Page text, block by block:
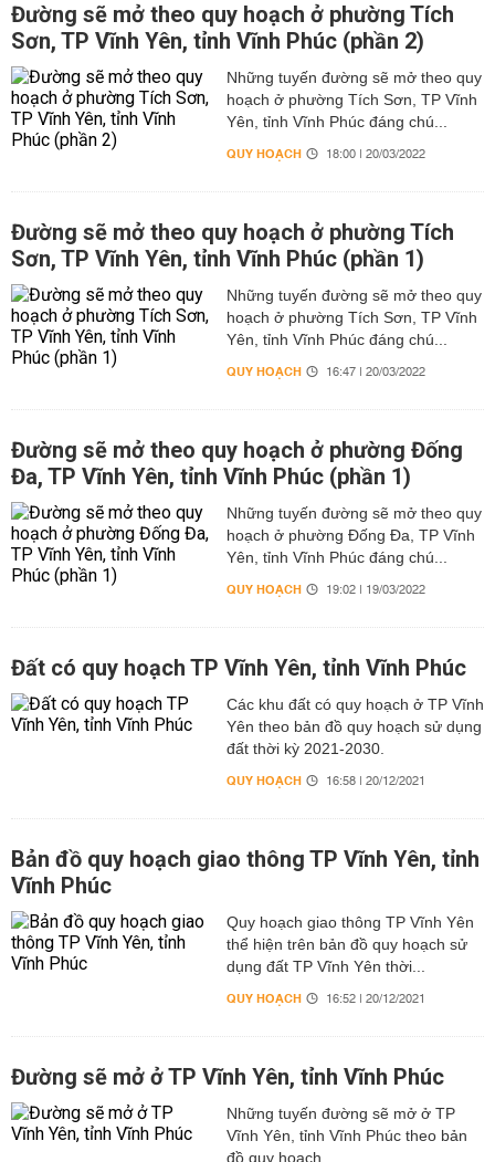
Đường sẽ mở theo quy hoạch ở phường Tích
Sơn, TP Vĩnh Yên, tỉnh Vĩnh Phúc (phần 2)
Những tuyến đường sẽ mở theo quy
hoạch ở phường Tích Sơn, TP Vĩnh
Yên, tỉnh Vĩnh Phúc đáng chú...
QUY HOẠCH 18:00 | 20/03/2022
Đường sẽ mở theo quy hoạch ở phường Tích
Sơn, TP Vĩnh Yên, tỉnh Vĩnh Phúc (phần 1)
Những tuyến đường sẽ mở theo quy
hoạch ở phường Tích Sơn, TP Vĩnh
Yên, tỉnh Vĩnh Phúc đáng chú...
QUY HOẠCH 16:47 | 20/03/2022
Đường sẽ mở theo quy hoạch ở phường Đống
Đa, TP Vĩnh Yên, tỉnh Vĩnh Phúc (phần 1)
Những tuyến đường sẽ mở theo quy
hoạch ở phường Đống Đa, TP Vĩnh
Yên, tỉnh Vĩnh Phúc đáng chú...
QUY HOẠCH 19:02 | 19/03/2022
Đất có quy hoạch TP Vĩnh Yên, tỉnh Vĩnh Phúc
Các khu đất có quy hoạch ở TP Vĩnh
Yên theo bản đồ quy hoạch sử dụng
đất thời kỳ 2021-2030.
QUY HOẠCH 16:58 | 20/12/2021
Bản đồ quy hoạch giao thông TP Vĩnh Yên, tỉnh
Vĩnh Phúc
Quy hoạch giao thông TP Vĩnh Yên
thể hiện trên bản đồ quy hoạch sử
dụng đất TP Vĩnh Yên thời...
QUY HOẠCH 16:52 | 20/12/2021
Đường sẽ mở ở TP Vĩnh Yên, tỉnh Vĩnh Phúc
Những tuyến đường sẽ mở ở TP
Vĩnh Yên, tỉnh Vĩnh Phúc theo bản
đồ quy hoạch.